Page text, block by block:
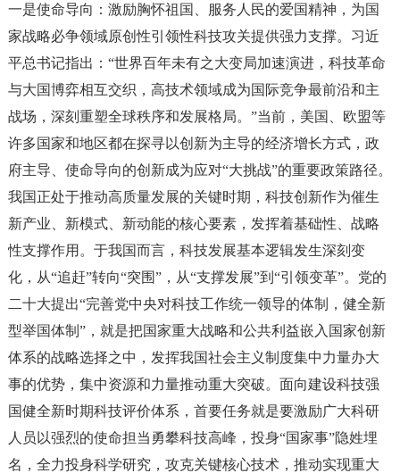
一是使命导向：激励胸怀祖国、服务人民的爱国精神，为国
家战略必争领域原创性引领性科技攻关提供强力支撑。习近
平总书记指出： “世界百年未有之大变局加速演进，科技革命
与大国博弈相互交织，高技术领域成为国际竞争最前沿和主
战场，深刻重塑全球秩序和发展格局。”当前，美国、欧盟等
许多国家和地区都在探寻以创新为主导的经济增长方式，政
府主导、使命导向的创新成为应对“大挑战”的重要政策路径。
我国正处于推动高质量发展的关键时期，科技创新作为催生
新产业、新模式、新动能的核心要素，发挥着基础性、战略
性支撑作用。于我国而言，科技发展基本逻辑发生深刻变
化，从“追赶”转向“突围”，从“支撑发展”到“引领变革”。党的
二十大提出“完善党中央对科技工作统一领导的体制，健全新
型举国体制”，就是把国家重大战略和公共利益嵌入国家创新
体系的战略选择之中，发挥我国社会主义制度集中力量办大
事的优势，集中资源和力量推动重大突破。面向建设科技强
国健全新时期科技评价体系，首要任务就是要激励广大科研
人员以强烈的使命担当勇攀科技高峰，投身“国家事”隐姓埋
名，全力投身科学研究，攻克关键核心技术，推动实现重大